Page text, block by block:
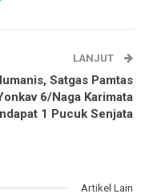
LANJUT
Satgas Pamtas
6/Naga Karimata
1 Pucuk Senjata
Artikel Lain